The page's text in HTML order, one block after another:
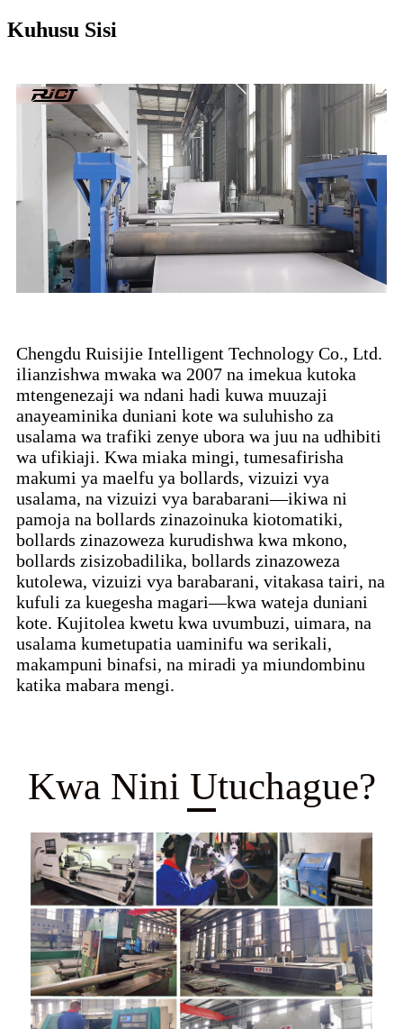
Kuhusu Sisi
Chengdu Ruisijie Intelligent Technology Co., Ltd.
ilianzishwa mwaka wa 2007 na imekua kutoka
mtengenezaji wa ndani hadi kuwa muuzaji
anayeaminika duniani kote wa suluhisho za
usalama wa trafiki zenye ubora wa juu na udhibiti
wa ufikiaji. Kwa miaka mingi, tumesafirisha
makumi ya maelfu ya bollards, vizuizi vya
usalama, na vizuizi vya barabarani—ikiwa ni
pamoja na bollards zinazoinuka kiotomatiki,
bollards zinazoweza kurudishwa kwa mkono,
bollards zisizobadilika, bollards zinazoweza
kutolewa, vizuizi vya barabarani, vitakasa tairi, na
kufuli za kuegesha magari—kwa wateja duniani
kote. Kujitolea kwetu kwa uvumbuzi, uimara, na
usalama kumetupatia uaminifu wa serikali,
makampuni binafsi, na miradi ya miundombinu
katika mabara mengi.
Kwa Nini Utuchague?